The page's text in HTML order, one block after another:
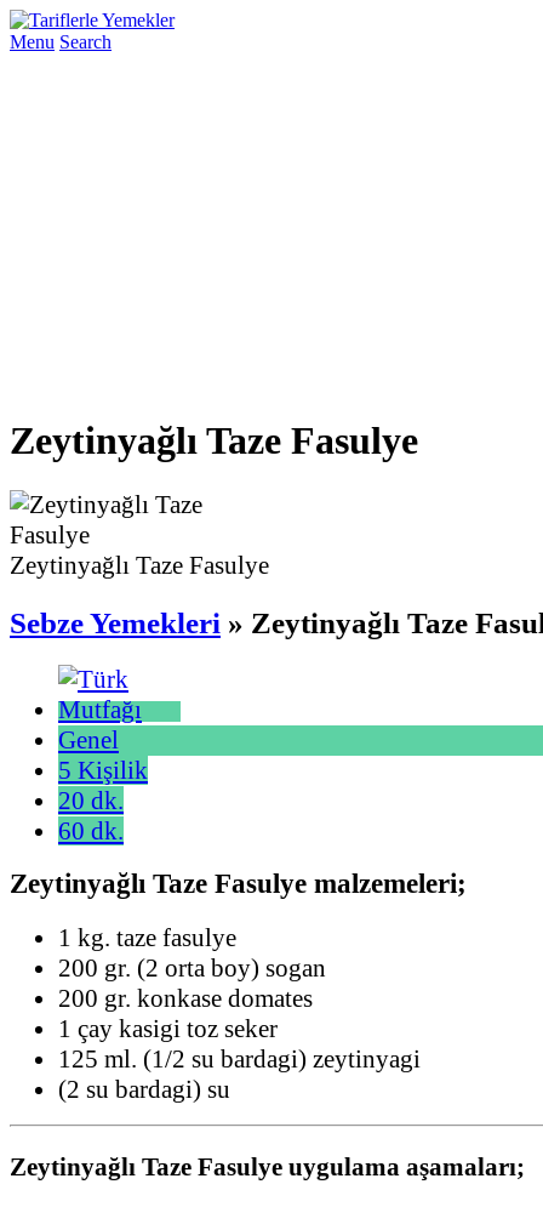
Menu Search
Zeytinyağlı Taze Fasulye
Zeytinyağlı Taze Fasulye
Sebze Yemekleri » Zeytinyağlı Taze
Genel
5 Kişilik
20 dk.
60 dk.
Zeytinyağlı Taze Fasulye malzemeleri;
1 kg. taze fasulye
200 gr. (2 orta boy) sogan
200 gr. konkase domates
1 çay kasigi toz seker
125 ml. (1/2 su bardagi) zeytinyagi
(2 su bardagi) su
Zeytinyağlı Taze Fasulye uygulama aşamaları;